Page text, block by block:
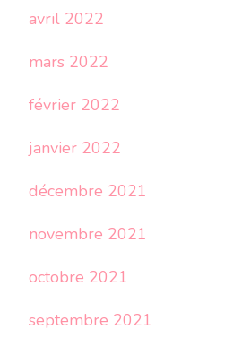
avril 2022
mars 2022
février 2022
janvier 2022
décembre 2021
novembre 2021
octobre 2021
septembre 2021